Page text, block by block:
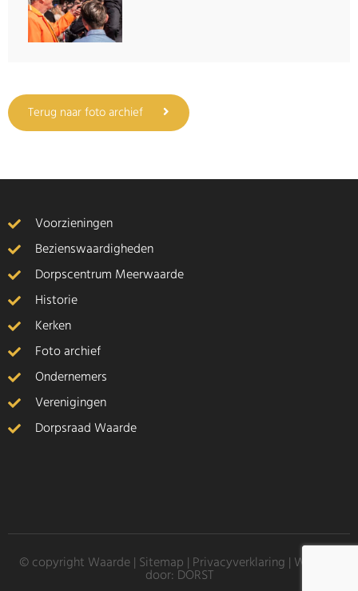
Terug naar foto archief
Voorzieningen
Bezienswaardigheden
Dorpscentrum Meerwaarde
Historie
Kerken
Foto archief
Ondernemers
Verenigingen
Dorpsraad Waarde
© copyright Waarde | Sitemap Privacyverklaring | Website
door: DORST